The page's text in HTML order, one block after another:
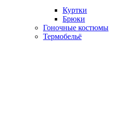
Куртки
Брюки
Гоночные костюмы
Термобельё